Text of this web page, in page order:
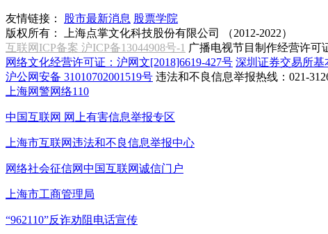
友情链接： 股市最新消息 股票学院
版权所有：
上海点掌文化科技股份有限公司 （2012-2022）
互联网ICP备案 沪ICP备13044908号-1 广播电视节目制作经营许可
网络文化经营许可证：沪网文[2018]6619-427号 深圳证券交易所
沪公网安备 31010702001519号 违法和不良信息举报热线：021-
上海网警网络110
中国互联网 网上有害信息举报专区
上海市互联网违法和不良信息举报中心
网络社会征信网中国互联网诚信门户
上海市工商管理局
“962110”反诈劝阻电话宣传